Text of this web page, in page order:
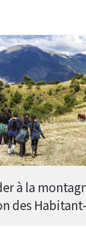
à la
des